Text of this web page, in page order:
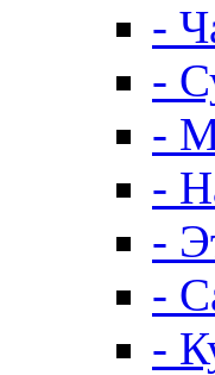
-
-
-
-
-
-
-